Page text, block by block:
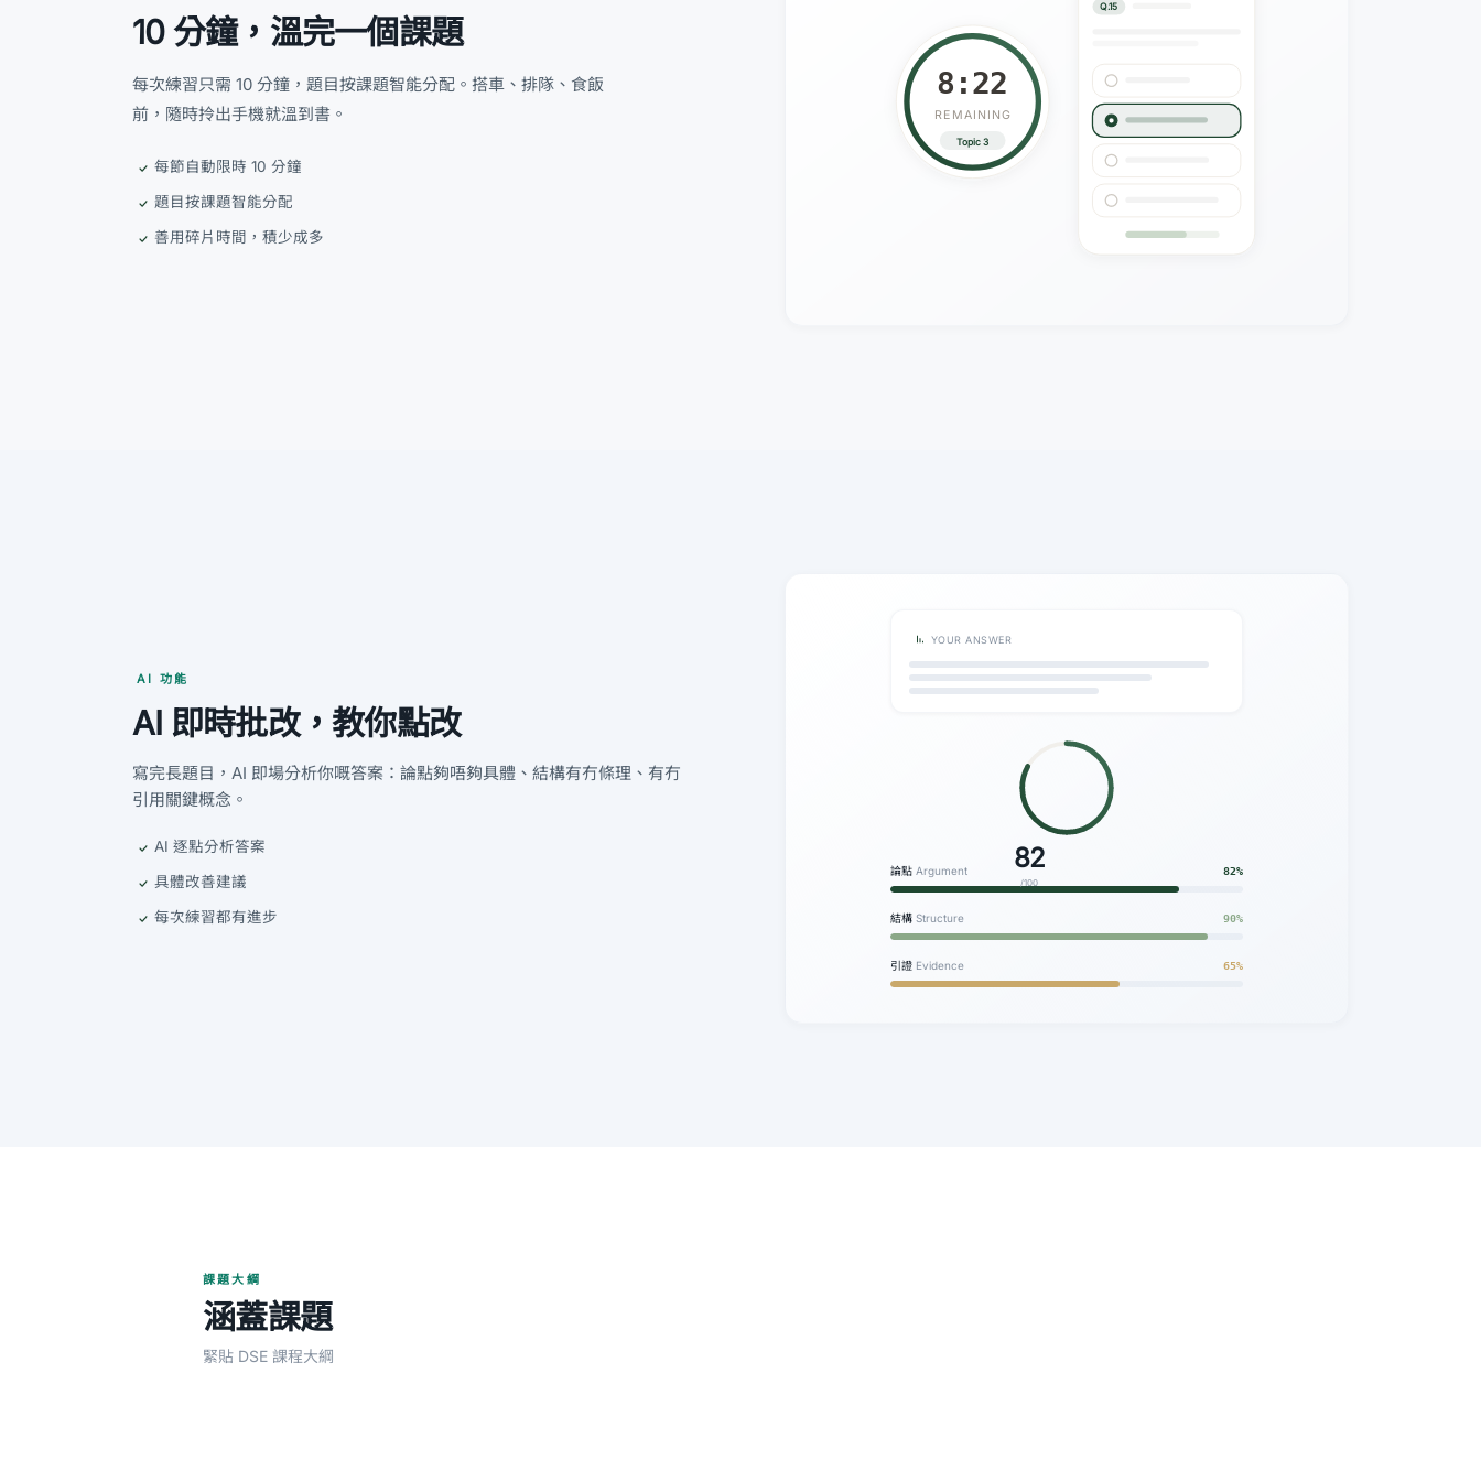
10 分鐘，溫完一個課題
每次練習只需 10 分鐘，題目按課題智能分配。搭車、排隊、食飯
前，隨時拎出手機就溫到書。
每節自動限時 10 分鐘
題目按課題智能分配
善用碎片時間，積少成多
8:21
REMAINING
Topic 3
Q.15
YOUR ANSWER
82
/100
論點 Argument 82%
結構 Structure 90%
引證 Evidence 65%
AI 功能
AI 即時批改，教你點改
寫完長題目，AI 即場分析你嘅答案：論點夠唔夠具體、結構有冇條理、有冇
引用關鍵概念。
AI 逐點分析答案
具體改善建議
每次練習都有進步
課題大綱
涵蓋課題
緊貼 DSE 課程大綱